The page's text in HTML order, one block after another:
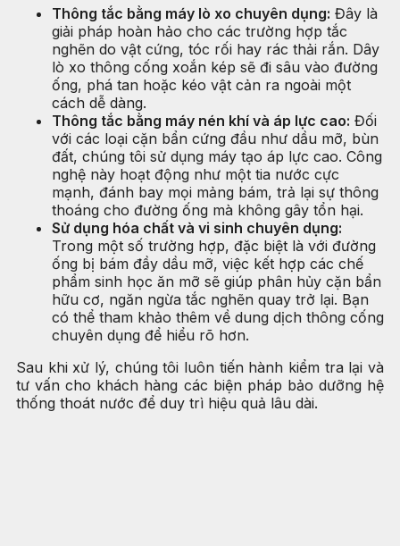
Thông tắc bằng máy lò xo chuyên dụng: Đây là
giải pháp hoàn hảo cho các trường hợp tắc
nghẽn do vật cứng, tóc rối hay rác thải rắn. Dây
lò xo thông cống xoắn kép sẽ đi sâu vào đường
ống, phá tan hoặc kéo vật cản ra ngoài một
cách dễ dàng.
Thông tắc bằng máy nén khí và áp lực cao: Đối
với các loại cặn bẩn cứng đầu như dầu mỡ, bùn
đất, chúng tôi sử dụng máy tạo áp lực cao. Công
nghệ này hoạt động như một tia nước cực
mạnh, đánh bay mọi mảng bám, trả lại sự thông
thoáng cho đường ống mà không gây tổn hại.
Sử dụng hóa chất và vi sinh chuyên dụng:
Trong một số trường hợp, đặc biệt là với đường
ống bị bám đầy dầu mỡ, việc kết hợp các chế
phẩm sinh học ăn mỡ sẽ giúp phân hủy cặn bẩn
hữu cơ, ngăn ngừa tắc nghẽn quay trở lại. Bạn
có thể tham khảo thêm về dung dịch thông cống
chuyên dụng để hiểu rõ hơn.
Sau khi xử lý, chúng tôi luôn tiến hành kiểm tra lại và
tư vấn cho khách hàng các biện pháp bảo dưỡng hệ
thống thoát nước để duy trì hiệu quả lâu dài.